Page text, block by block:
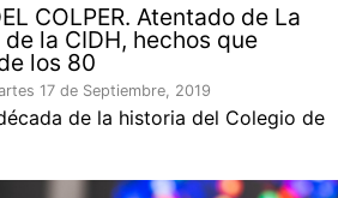
COLPER. Atentado de La
la CIDH, hechos que
los 80
17 de Septiembre, 2019
de la historia del Colegio de